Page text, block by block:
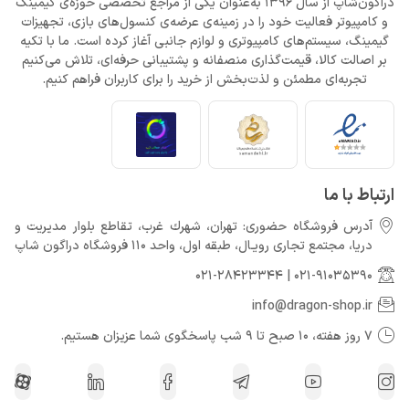
و کامپیوتر فعالیت خود را در زمینه‌ی عرضه‌ی کنسول‌های بازی، تجهیزات
گیمینگ، سیستم‌های کامپیوتری و لوازم جانبی آغاز کرده است. ما با تکیه
بر اصالت کالا، قیمت‌گذاری منصفانه و پشتیبانی حرفه‌ای، تلاش می‌کنیم
تجربه‌ای مطمئن و لذت‌بخش از خرید را برای کاربران فراهم کنیم.
ارتباط با ما
آدرس فروشگاه حضوری: تهران، شهرك غرب، تقاطع بلوار مدیریت و
دريا، مجتمع تجارى رويـال، طبقه اول، واحد 110 فروشگاه دراگون شاپ
021-91035390
021-28423344
info@dragon-shop.ir
7 روز هفته، 10 صبح تا 9 شب پاسخگوی شما عزیزان هستیم.